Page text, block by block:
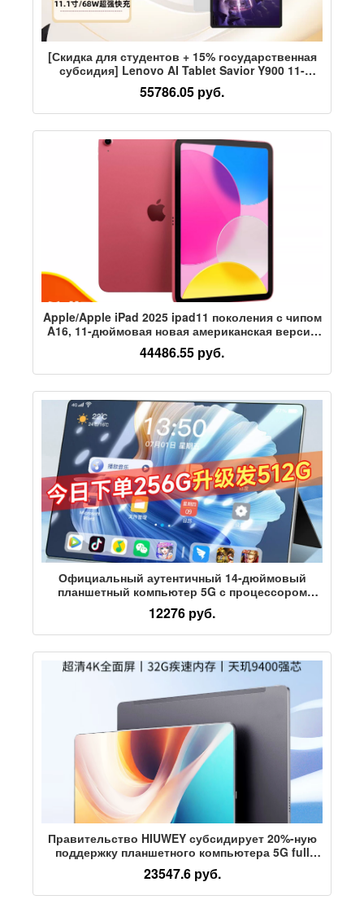
[Скидка для студентов + 15% государственная
субсидия] Lenovo AI Tablet Savior Y900 11-
дюймовый планшет Lenovo Savior y900 Tablet AI
Обучающий игровой планшет
55786.05 руб.
Apple/Apple iPad 2025 ipad11 поколения с чипом
A16, 11-дюймовая новая американская версия
планшетного компьютера
44486.55 руб.
Официальный аутентичный 14-дюймовый
планшетный компьютер 5G с процессором
Snapdragon 8 Extreme с полной защитой глаз и
обучающей игрой на экране
12276 руб.
Правительство HIUWEY субсидирует 20%-ную
поддержку планшетного компьютера 5G full
Netcom с экраном для защиты глаз
сверхвысокой четкости, официального
флагмана игр
23547.6 руб.